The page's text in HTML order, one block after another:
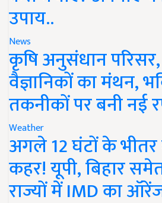
उपाय..
News
कृषि अनुसंधान
वैज्ञानिकों का मंथन,
तकनीकों पर बनी नई
Weather
अगले 12 घंटों के भीतर
कहर! यूपी, बिहार
राज्यों में IMD का